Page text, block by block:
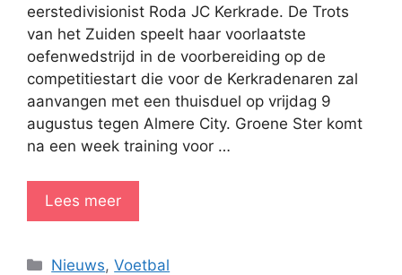
eerstedivisionist Roda JC Kerkrade. De Trots
van het Zuiden speelt haar voorlaatste
oefenwedstrijd in de voorbereiding op de
competitiestart die voor de Kerkradenaren zal
aanvangen met een thuisduel op vrijdag 9
augustus tegen Almere City. Groene Ster komt
na een week training voor …
Lees meer
Categorieën
Nieuws,Voetbal